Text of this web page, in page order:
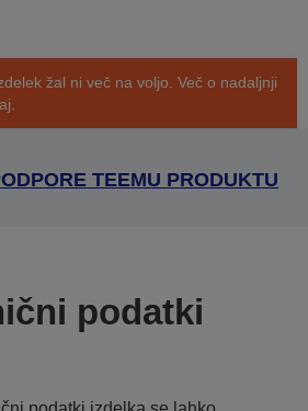
žal ni več na voljo. Več o nadaljnji
TEEMU PRODUKTU
podatki